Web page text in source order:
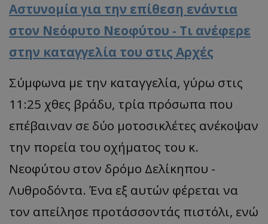
Αστυνομία για την επίθεση ενάντια
στον Νεόφυτο Νεοφύτου - Τι ανέφερε
στην καταγγελία του στις Αρχές
Σύμφωνα με την καταγγελία, γύρω στις
11:25 χθες βράδυ, τρία πρόσωπα που
επέβαιναν σε δύο μοτοσικλέτες ανέκοψαν
την πορεία του οχήματος του κ.
Νεοφύτου στον δρόμο Δελίκηπου -
Λυθροδόντα. Ένα εξ αυτών φέρεται να
τον απείλησε προτάσσοντάς πιστόλι, ενώ